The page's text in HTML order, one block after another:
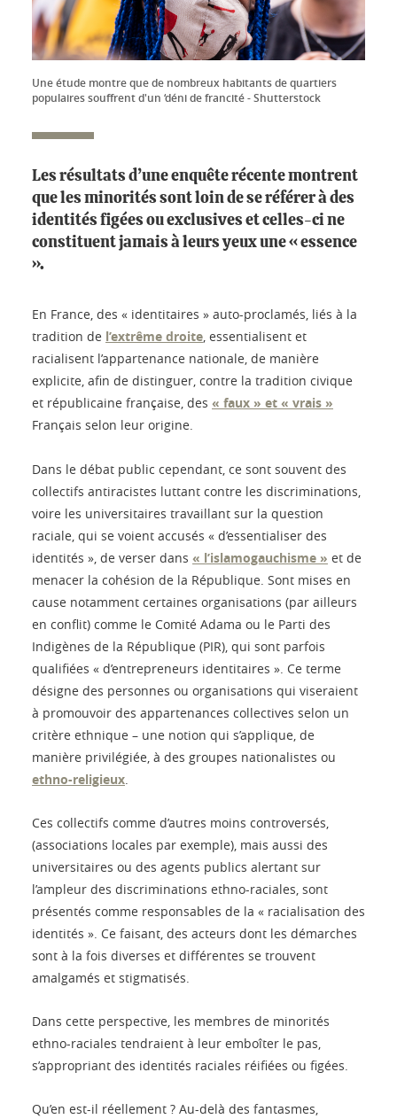
Une étude montre que de nombreux habitants de quartiers
populaires souffrent d'un ‘déni de francité - Shutterstock
Les résultats d’une enquête récente montrent
que les minorités sont loin de se référer à des
identités figées ou exclusives et celles-ci ne
constituent jamais à leurs yeux une « essence
».
En France, des « identitaires » auto-proclamés, liés à la
tradition de l’extrême droite, essentialisent et
racialisent l’appartenance nationale, de manière
explicite, afin de distinguer, contre la tradition civique
et républicaine française, des « faux » et « vrais »
Français selon leur origine.
Dans le débat public cependant, ce sont souvent des
collectifs antiracistes luttant contre les discriminations,
voire les universitaires travaillant sur la question
raciale, qui se voient accusés « d’essentialiser des
identités », de verser dans « l’islamogauchisme » et de
menacer la cohésion de la République. Sont mises en
cause notamment certaines organisations (par ailleurs
en conflit) comme le Comité Adama ou le Parti des
Indigènes de la République (PIR), qui sont parfois
qualifiées « d’entrepreneurs identitaires ». Ce terme
désigne des personnes ou organisations qui viseraient
à promouvoir des appartenances collectives selon un
critère ethnique – une notion qui s’applique, de
manière privilégiée, à des groupes nationalistes ou
ethno-religieux.
Ces collectifs comme d’autres moins controversés,
(associations locales par exemple), mais aussi des
universitaires ou des agents publics alertant sur
l’ampleur des discriminations ethno-raciales, sont
présentés comme responsables de la « racialisation des
identités ». Ce faisant, des acteurs dont les démarches
sont à la fois diverses et différentes se trouvent
amalgamés et stigmatisés.
Dans cette perspective, les membres de minorités
ethno-raciales tendraient à leur emboîter le pas,
s’appropriant des identités raciales réifiées ou figées.
Qu’en est-il réellement ? Au-delà des fantasmes,